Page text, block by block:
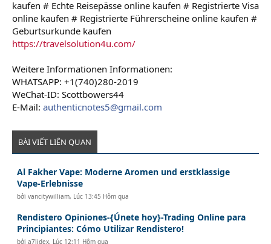
kaufen # Echte Reisepässe online kaufen # Registrierte Visa
online kaufen # Registrierte Führerscheine online kaufen #
Geburtsurkunde kaufen
https://travelsolution4u.com/
Weitere Informationen Informationen:
WHATSAPP: +1(740)280-2019
WeChat-ID: Scottbowers44
E-Mail: authenticnotes5@gmail.com
BÀI VIẾT LIÊN QUAN
Al Fakher Vape: Moderne Aromen und erstklassige
Vape-Erlebnisse
bởivancitywilliam, Lúc 13:45 Hôm qua
Rendistero Opiniones-{Únete hoy}-Trading Online para
Principiantes: Cómo Utilizar Rendistero!
bởia7lidex, Lúc 12:11 Hôm qua